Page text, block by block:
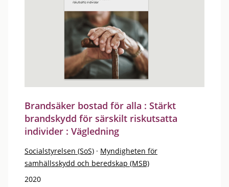
Brandsäker bostad för alla : Stärkt
brandskydd för särskilt riskutsatta
individer : Vägledning
Socialstyrelsen (SoS) · Myndigheten för
samhällsskydd och beredskap (MSB)
2020